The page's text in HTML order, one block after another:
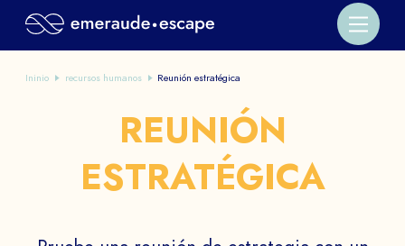
Ininio recursos humanos Reunión estratégica
REUNIÓN
ESTRATÉGICA